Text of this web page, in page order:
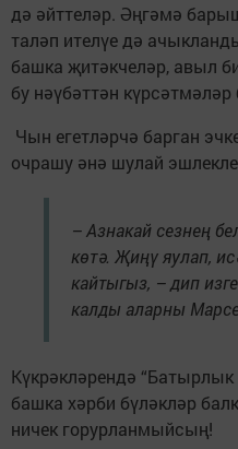
дә әйттеләр. Әңгәмә
таләп ителүе дә
башка җитәкчеләр, авыл
бу нәүбәттән күрсәтмәләр
Чын егетләрчә барган
очрашу әнә шулай
– Азнакай сезнең
көтә. Җиңү яулап,
кайтыгыз, – дип
калды аларны
Күкрәкләрендә
башка хәрби бүләкләр
ничек горурланмыйсың!